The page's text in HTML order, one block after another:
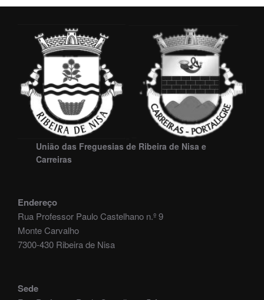
União das Freguesias de Ribeira de Nisa e
Carreiras
Endereço
Rua Professor Paulo Castelhano n.º 9
Monte Carvalho
7300-430 Ribeira de Nisa
Sede